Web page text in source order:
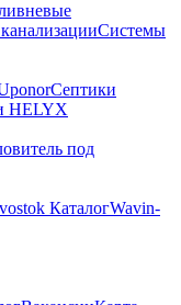
Системы
Септики
HELYX
под
КаталогWavin-